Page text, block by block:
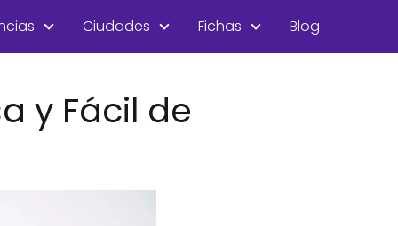
Ciudades Fichas Blog
y Fácil de